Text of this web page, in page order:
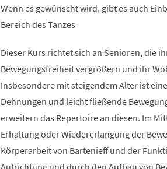
Wenn es gewünscht wird, gibt es auch
Bereich des Tanzes
Dieser Kurs richtet sich an Senioren, die
Bewegungsfreiheit vergrößern und ihr
Insbesondere mit steigendem Alter ist
Dehnungen und leicht fließende
erweitern das Repertoire an diesen. Im
Erhaltung oder Wiedererlangung der
Körperarbeit von Bartenieff und der
Aufrichtung und durch den Aufbau von